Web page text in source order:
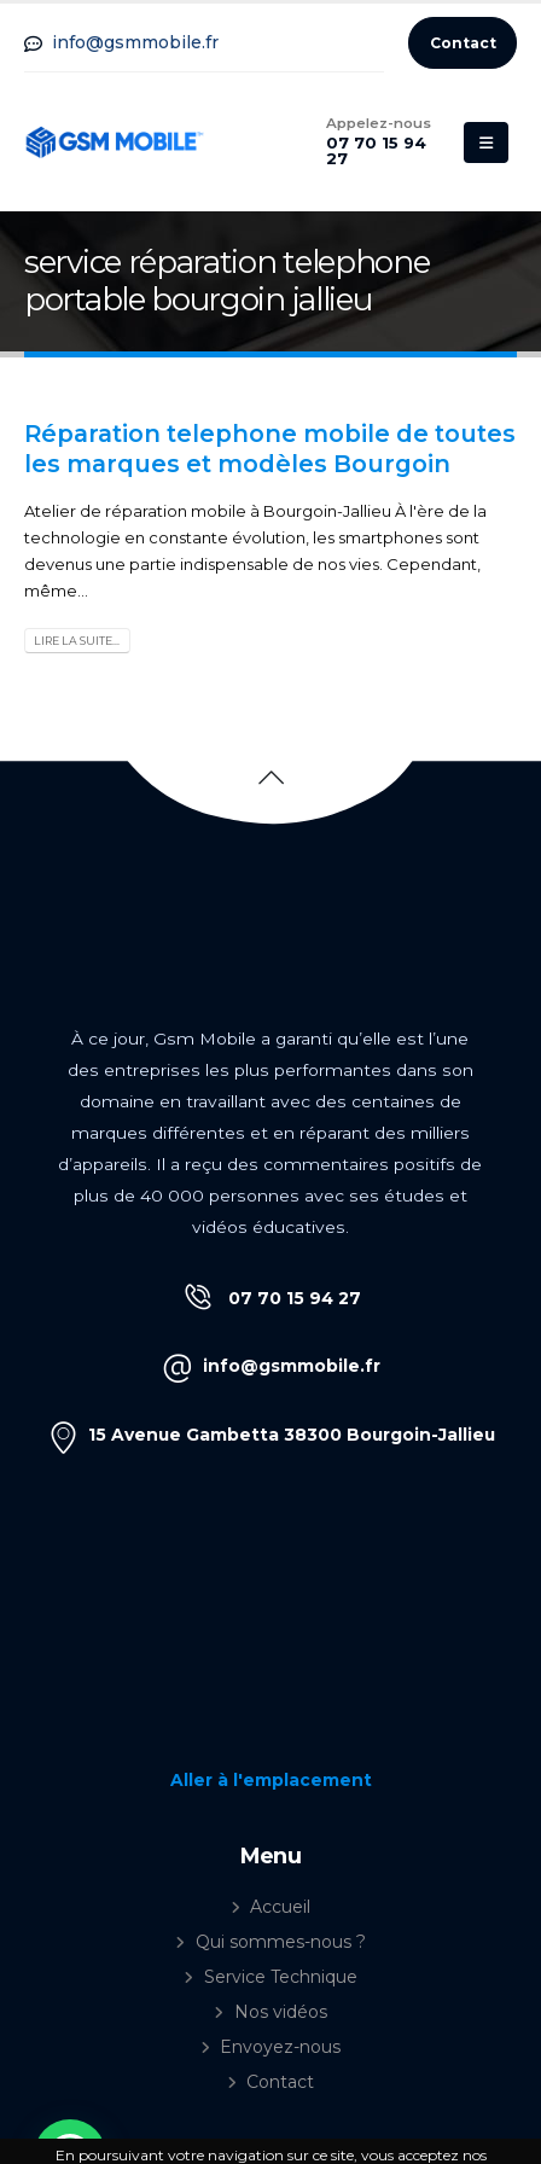
info@gsmmobile.fr Contact
Appelez-nous
07 70 15 94
27
service réparation telephone
portable bourgoin jallieu
Réparation telephone mobile de toutes
les marques et modèles Bourgoin
Atelier de réparation mobile à Bourgoin-Jallieu À l'ère de la
technologie en constante évolution, les smartphones sont
devenus une partie indispensable de nos vies. Cependant,
même...
LIRE LA SUITE...
À ce jour, Gsm Mobile a garanti qu’elle est l’une
des entreprises les plus performantes dans son
domaine en travaillant avec des centaines de
marques différentes et en réparant des milliers
d’appareils. Il a reçu des commentaires positifs de
plus de 40 000 personnes avec ses études et
vidéos éducatives.
07 70 15 94 27
info@gsmmobile.fr
15 Avenue Gambetta 38300 Bourgoin-Jallieu
Aller à l'emplacement
Menu
Accueil
Qui sommes-nous ?
Service Technique
Nos vidéos
Envoyez-nous
Contact
En poursuivant votre navigation sur ce site, vous acceptez nos